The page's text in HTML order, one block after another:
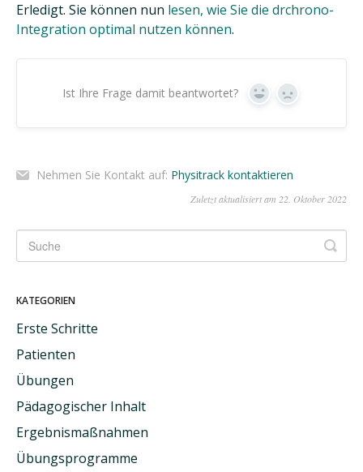
Erledigt. Sie können nun lesen, wie Sie die drchrono-
Integration optimal nutzen können.
Ist Ihre Frage damit beantwortet? Ja Nein
Nehmen Sie Kontakt auf: Physitrack kontaktieren
Zuletzt aktualisiert am 22. Oktober 2022
KATEGORIEN
Erste Schritte
Patienten
Übungen
Pädagogischer Inhalt
Ergebnismaßnahmen
Übungsprogramme